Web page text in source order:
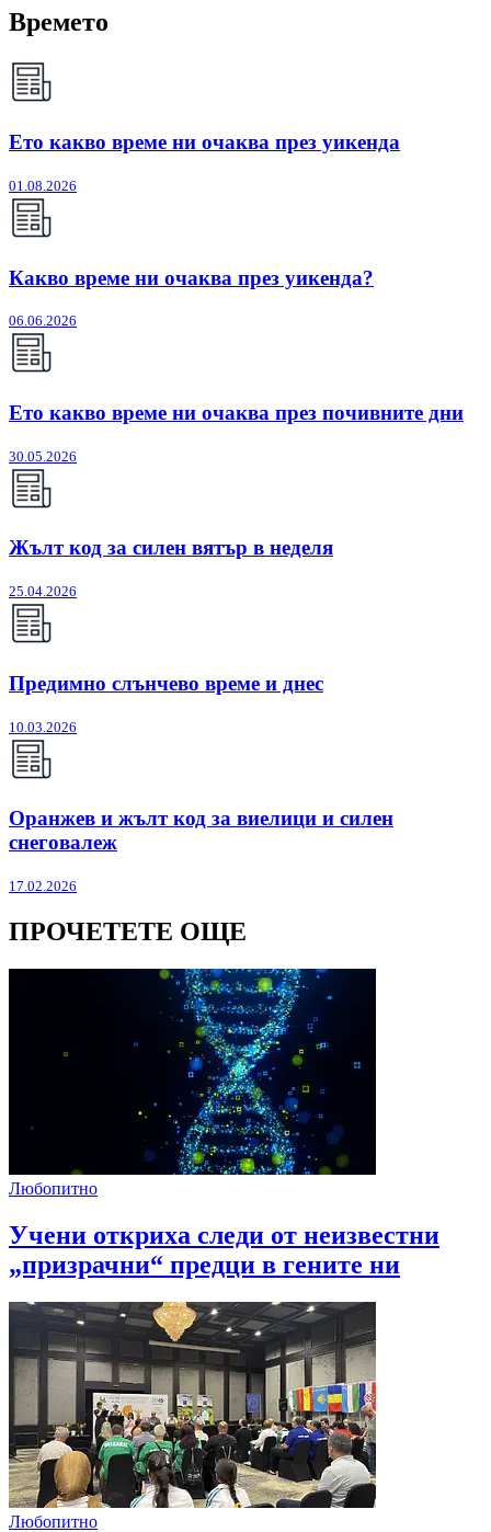
Времето
Ето какво време ни очаква през уикенда
01.08.2026
Какво време ни очаква през уикенда?
06.06.2026
Ето какво време ни очаква през почивните дни
30.05.2026
Жълт код за силен вятър в неделя
25.04.2026
Предимно слънчево време и днес
10.03.2026
Оранжев и жълт код за виелици и силен
снеговалеж
17.02.2026
ПРОЧЕТЕТЕ ОЩЕ
Любопитно
Учени откриха следи от неизвестни
„призрачни“ предци в гените ни
Любопитно